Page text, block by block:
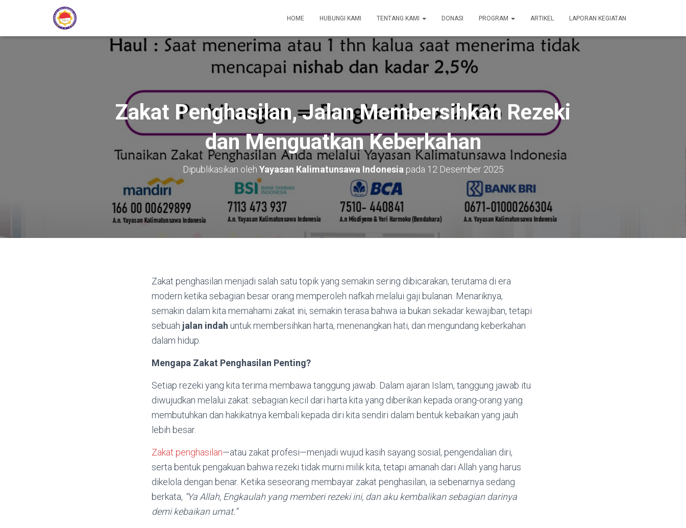
HOME HUBUNGI KAMI TENTANG KAMI DONASI PROGRAM ARTIKEL LAPORAN KEGIATAN
Zakat Penghasilan, Jalan Membersihkan Rezeki
dan Menguatkan Keberkahan
Dipublikasikan oleh Yayasan Kalimatunsawa Indonesia pada 12 Desember 2025
Zakat penghasilan menjadi salah satu topik yang semakin sering dibicarakan, terutama di era
modern ketika sebagian besar orang memperoleh nafkah melalui gaji bulanan. Menariknya,
semakin dalam kita memahami zakat ini, semakin terasa bahwa ia bukan sekadar kewajiban, tetapi
sebuah jalan indah untuk membersihkan harta, menenangkan hati, dan mengundang keberkahan
dalam hidup.
Mengapa Zakat Penghasilan Penting?
Setiap rezeki yang kita terima membawa tanggung jawab. Dalam ajaran Islam, tanggung jawab itu
diwujudkan melalui zakat: sebagian kecil dari harta kita yang diberikan kepada orang-orang yang
membutuhkan dan hakikatnya kembali kepada diri kita sendiri dalam bentuk kebaikan yang jauh
lebih besar.
Zakat penghasilan—atau zakat profesi—menjadi wujud kasih sayang sosial, pengendalian diri,
serta bentuk pengakuan bahwa rezeki tidak murni milik kita, tetapi amanah dari Allah yang harus
dikelola dengan benar. Ketika seseorang membayar zakat penghasilan, ia sebenarnya sedang
berkata, “Ya Allah, Engkaulah yang memberi rezeki ini, dan aku kembalikan sebagian darinya
demi kebaikan umat.”